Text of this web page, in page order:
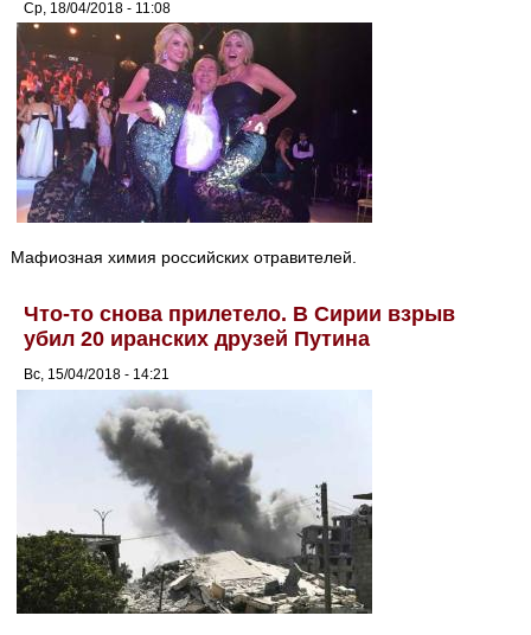
Ср, 18/04/2018 - 11:08
Мафиозная химия российских отравителей.
Что-то снова прилетело. В Сирии взрыв
убил 20 иранских друзей Путина
Вс, 15/04/2018 - 14:21